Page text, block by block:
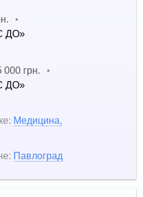
•
ДО»
000 грн. •
ДО»
Медицина,
Павлоград